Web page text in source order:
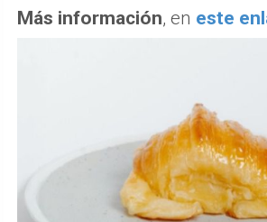
Más información, en este